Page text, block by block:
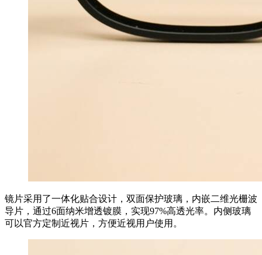
镜片采用了一体化贴合设计，双面保护玻璃，内嵌二维光栅波
导片，通过6面纳米增透镀膜，实现97%高透光率。内侧玻璃
可以官方定制近视片，方便近视用户使用。